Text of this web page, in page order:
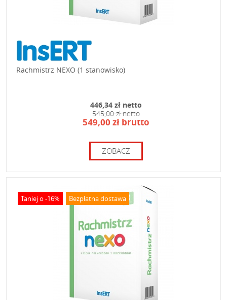
Rachmistrz NEXO (1 stanowisko)
446,34 zł netto
545,00 zł netto
549,00 zł brutto
ZOBACZ
Taniej o -16% Bezpłatna dostawa